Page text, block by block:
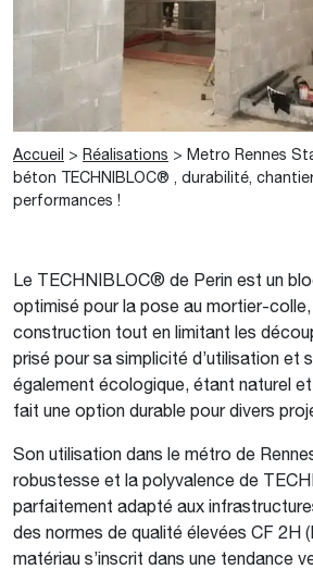
Accueil > Réalisations > Metro Rennes
béton TECHNIBLOC® , durabilité,
performances !
Le TECHNIBLOC® de Perin est un
optimisé pour la pose au mortier-
construction tout en limitant les
prisé pour sa simplicité d’utilisation et
également écologique, étant naturel
fait une option durable pour divers
Son utilisation dans le métro de
robustesse et la polyvalence de
parfaitement adapté aux
des normes de qualité élevées CF 2H
matériau s’inscrit dans une tendance